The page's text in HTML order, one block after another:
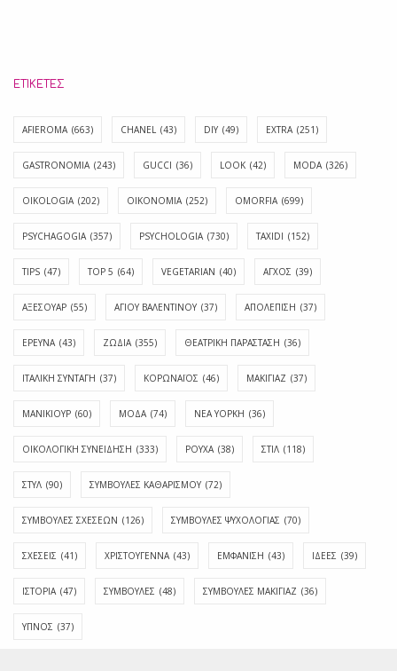
ΕΤΙΚΈΤΕΣ
AFIEROMA (663) CHANEL (43) DIY (49) EXTRA (251)
GASTRONOMIA (243) GUCCI (36) LOOK (42) MODA (326)
OIKOLOGIA (202) OIKONOMIA (252) OMORFIA (699)
PSYCHAGOGIA (357) PSYCHOLOGIA (730) TAXIDI (152)
TIPS (47) TOP 5 (64) VEGETARIAN (40) ΑΓΧΟΣ (39)
ΑΞΕΣΟΥΑΡ (55) ΑΓΊΟΥ ΒΑΛΕΝΤΊΝΟΥ (37) ΑΠΟΛΈΠΙΣΗ (37)
ΕΡΕΥΝΑ (43) ΖΩΔΙΑ (355) ΘΕΑΤΡΙΚΗ ΠΑΡΑΣΤΑΣΗ (36)
ΙΤΑΛΙΚΗ ΣΥΝΤΑΓΗ (37) ΚΟΡΩΝΑΪΟΣ (46) ΜΑΚΙΓΙΑΖ (37)
ΜΑΝΙΚΙΟΥΡ (60) ΜΟΔΑ (74) ΝΕΑ ΥΟΡΚΗ (36)
ΟΙΚΟΛΟΓΙΚΗ ΣΥΝΕΙΔΗΣΗ (333) ΡΟΥΧΑ (38) ΣΤΙΛ (118)
ΣΤΥΛ (90) ΣΥΜΒΟΥΛΕΣ ΚΑΘΑΡΙΣΜΟΥ (72)
ΣΥΜΒΟΥΛΕΣ ΣΧΕΣΕΩΝ (126) ΣΥΜΒΟΥΛΕΣ ΨΥΧΟΛΟΓΙΑΣ (70)
ΣΧΕΣΕΙΣ (41) ΧΡΙΣΤΟΥΓΕΝΝΑ (43) ΕΜΦΆΝΙΣΗ (43) ΙΔΈΕΣ (39)
ΙΣΤΟΡΊΑ (47) ΣΥΜΒΟΥΛΈΣ (48) ΣΥΜΒΟΥΛΈΣ ΜΑΚΙΓΙΆΖ (36)
ΎΠΝΟΣ (37)